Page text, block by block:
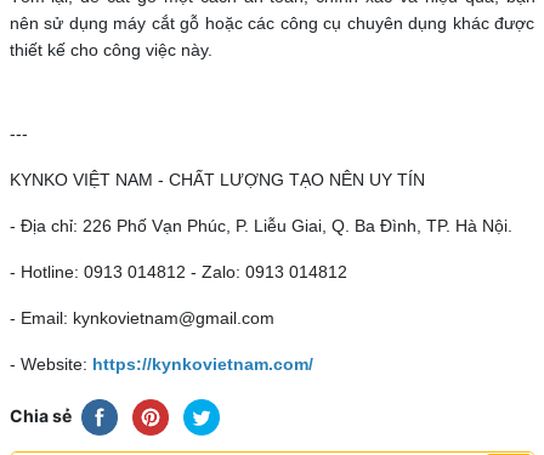
nên sử dụng máy cắt gỗ hoặc các công cụ chuyên dụng khác được
thiết kế cho công việc này.
---
KYNKO VIỆT NAM - CHẤT LƯỢNG TẠO NÊN UY TÍN
- Địa chỉ: 226 Phố Vạn Phúc, P. Liễu Giai, Q. Ba Đình, TP. Hà Nội.
- Hotline: 0913 014812 - Zalo: 0913 014812
- Email: kynkovietnam@gmail.com
- Website: https://kynkovietnam.com/
Chia sẻ